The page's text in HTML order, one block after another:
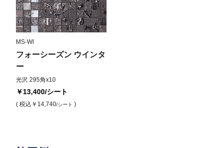
MS-WI
フォーシーズン ウインタ
ー
光沢 295角x10
￥13,400/シート
( 税込 ￥14,740/シート )